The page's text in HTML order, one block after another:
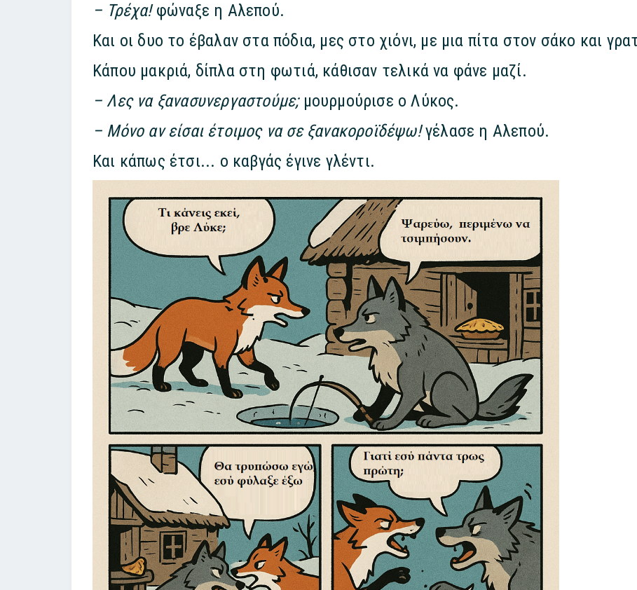
– Τρέχα!φώναξε η Αλεπού.
Και οι δυο το έβαλαν στα πόδια, μες στο χιόνι, με μια πίτα στον σάκο και
Κάπου μακριά, δίπλα στη φωτιά, κάθισαν τελικά να φάνε μαζί.
– Λες να ξανασυνεργαστούμε; μουρμούρισε ο Λύκος.
– Μόνο αν είσαι έτοιμος να σε ξανακοροϊδέψω!γέλασε η Αλεπού.
Και κάπως έτσι... ο καβγάς έγινε γλέντι.